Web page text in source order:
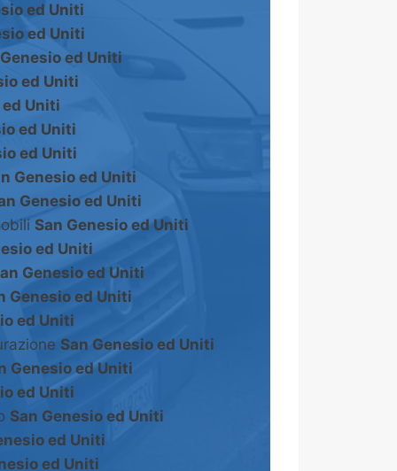
ed Uniti
ed Uniti
ed Uniti
ed Uniti
ed Uniti
ed Uniti
ed Uniti
Genesio ed Uniti
Genesio ed Uniti
San Genesio ed Uniti
ed Uniti
Genesio ed Uniti
Genesio ed Uniti
ed Uniti
San Genesio ed Uniti
Genesio ed Uniti
ed Uniti
San Genesio ed Uniti
ed Uniti
ed Uniti